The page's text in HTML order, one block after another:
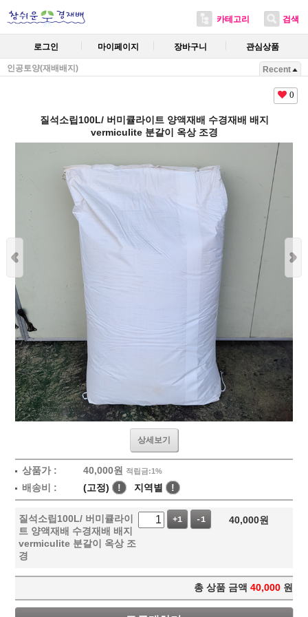
카테고리 검색
로그인 마이페이지 장바구니 관심상품
인공토양(재배배지) Recent
0
질석소립100L/ 버미큘라이트 양액재배 수경재배 배지
vermiculite 분갈이 옥상 조경
상세보기
상품가 : 40,000원 적립금:1%
배송비 : (고정) ! 지역별 !
질석소립100L/ 버미큘라이
트 양액재배 수경재배 배지
vermiculite 분갈이 옥상 조
경
+1 -1 40,000원
총 상품 금액 40,000 원